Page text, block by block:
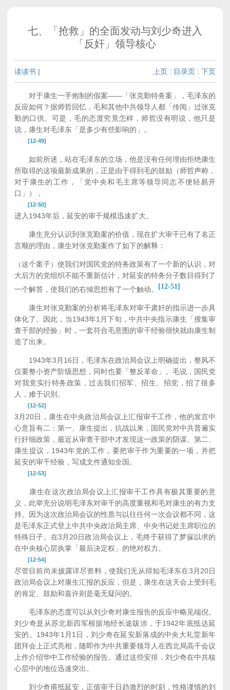
七、「抢救」的全面发动与刘少奇进入
「反奸」领导核心
读读书 | 上页 : 目录页 : 下页
对于康生一手炮制的假案——「张克勤特务案」，毛泽东的
反应如何？据师哲回忆，毛和其他中共领导人都「传阅」过张克
勤的口供。可是，毛的态度究竟怎样，师哲没有明说，他只是
说，康生对毛泽东「是多少有些影响的」。
[12-49]
如前所述，站在毛泽东的立场，他是没有任何理由拒绝康生
所取得的这项最新成果的，正是由于得到毛的鼓励（师哲声称，
对于康生的工作，「党中央和毛主席等领导同志不便轻易开
口」），
[12-50]
进入1943年后，延安的审干规模迅速扩大。
康生充分认识到张克勤案的价值，现在扩大审干已有了名正
言顺的理由，康生对张克勤案作了如下的解释：
（这个案子）使我们对国民党的特务政策有了一个新的认识，对
大后方的党组织不能不重新估计，对延安的特务分子数目得到了
一个解答，使我们的右倾思想有了一个触动。
[12-51]
康生对张克勤案的分析将毛泽东对审干肃奸的指示进一步具
体化了。因此，当1943年1月下旬，中共中央指示康生「搜集审
查干部的经验」时，一套符合毛意图的审干经验很快就由康生制
造了出来。
1943年3月16日，毛泽东在政治局会议上明确提出，整风不
仅要整小资产阶级思想，同时也要「整反革命」。毛说，国民党
对我党实行特务政策，过去我们招军、招生、招党，招了很多
人，难于识別。
[12-52]
3月20日，康生在中央政治局会议上汇报审干工作，他的发言中
心意旨有二：第一、康生提出，抗战以来，国民党对中共普遍实
行奸细政策，最近从审查干部中才发现这一政策的阴谋。第二、
康生提议，1943年党的工作，要把审干作为重要的一项，并把
延安的审干经验，写成文件通知全国。
[12-53]
康生在这次政治局会议上汇报审干工作具有极其重要的意
义，此举充分说明毛泽东对审干的高度重视和毛对康生的有力支
持。因为这次政治局会议的性质与以往任何一次会议都不同，这
是毛泽东正式登上中共中央政治局主席、中央书记处主席职位的
特殊日子。在3月20日政治局会议上，毛终于获得了梦寐以求的
在中央核心层执掌「最后决定权」的绝对权力。
[12-54]
尽管目前尚未披露详尽资料，使我们无从得知毛泽东在3月20日
政治局会议上对康生汇报的反应，但是，康生在这天会上受到毛
的肯定、鼓励和嘉许则是毫无疑问的。
毛泽东的态度可以从刘少奇对康生报告的反应中略见端倪。
刘少奇是从苏北新四军根据地经长途跋涉，于1942年底抵达延
安的。1943年1月1日，刘少奇在延安新落成的中央大礼堂新年
团拜会上正式亮相，随即作为中共重要领导人在西北局高干会议
上作介绍华中工作经验的报告。通过这些安排，刘少奇在中共核
心层中的地位迅速突出。
刘少奇甫抵延安，正值审干日趋激烈的时刻，性格谨慎的刘